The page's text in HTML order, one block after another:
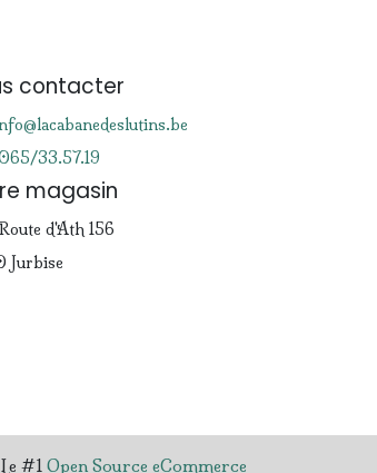
contacter
33.57.19
magasin
d'Ath 156
Jurbise
#1 Open Source eCommerce